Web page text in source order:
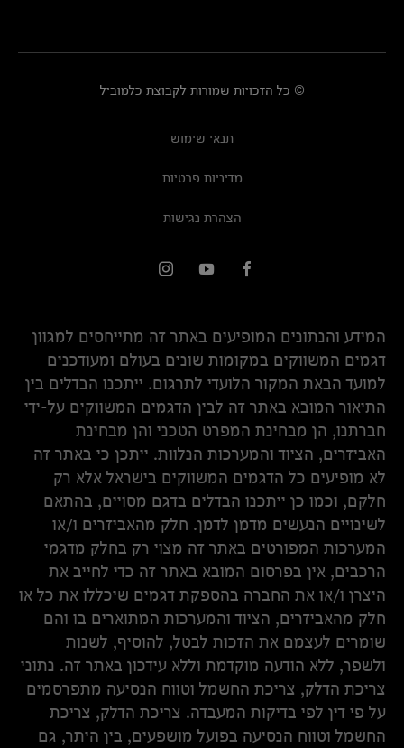
© כל הזכויות שמורות לקבוצת כלמוביל
תנאי שימוש
מדיניות פרטיות
הצהרת נגישות
המידע והנתונים המופיעים באתר זה מתייחסים למגוון
דגמים המשווקים במקומות שונים בעולם ומעודכנים
למועד הבאת המקור הלועדי לתרגום. ייתכנו הבדלים בין
התיאור המובא באתר זה לבין הדגמים המשווקים על-ידי
חברתנו, הן מבחינת המפרט הטכני והן מבחינת
האביזרים, הציוד והמערכות הנלוות. ייתכן כי באתר זה
לא מופיעים כל הדגמים המשווקים בישראל אלא רק
חלקם, וכמו כן ייתכנו הבדלים בדגם מסויים, בהתאם
לשינויים הנעשים מדמן לדמן. חלק מהאביזרים ו/או
המערכות המפורטים באתר זה מצוי רק בחלק מדגמי
הרכבים, אין בפרסום המובא באתר זה כדי לחייב את
היצרן ו/או את החברה בהספקת דגמים שיכללו את כל או
חלק מהאביזרים, הציוד והמערכות המתוארים בו והם
שומרים לעצמם את הזכות לבטל, להוסיף, לשנות
ולשפר, ללא הודעה מוקדמת וללא עידכון באתר זה. נתוני
צריכת הדלק, צריכת החשמל וטווח הנסיעה מתפרסמים
על פי דין לפי בדיקות המעבדה. צריכת הדלק, צריכת
החשמל וטווח הנסיעה בפועל מושפעים, בין היתר, גם